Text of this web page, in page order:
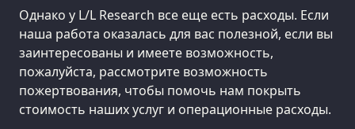
Однако у L/L Research все еще есть расходы. Если
наша работа оказалась для вас полезной, если вы
заинтересованы и имеете возможность,
пожалуйста, рассмотрите возможность
пожертвования, чтобы помочь нам покрыть
стоимость наших услуг и операционные расходы.